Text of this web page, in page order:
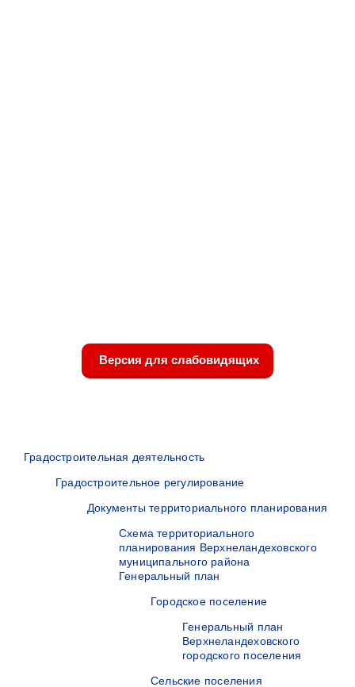
Версия для слабовидящих
Градостроительная деятельность
Градостроительное регулирование
Документы территориального планирования
Схема территориального
планирования Верхнеландеховского
муниципального района
Генеральный план
Городское поселение
Генеральный план
Верхнеландеховского
городского поселения
Сельские поселения